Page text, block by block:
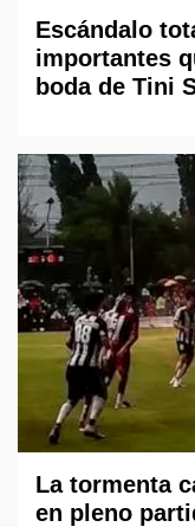
Escándalo
importantes
boda de Tini
La tormenta
en pleno